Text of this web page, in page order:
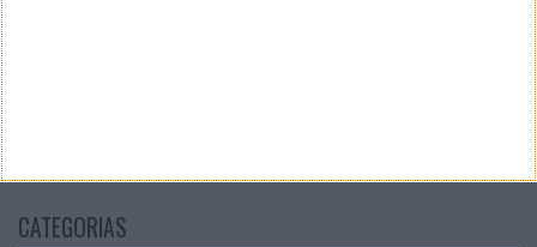
CATEGORIAS